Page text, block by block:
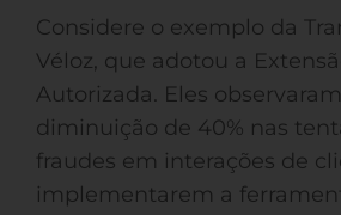
Considere o exemplo da
Véloz, que adotou a
Autorizada. Eles
diminuição de 40% nas
fraudes em interações de
implementarem a